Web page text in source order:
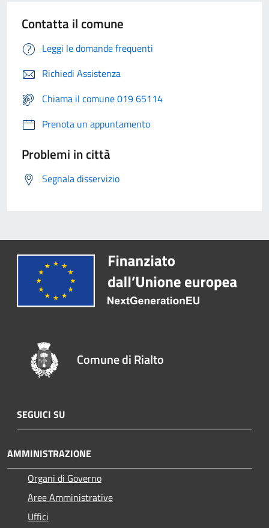
Contatta il comune
Leggi le domande frequenti
Richiedi Assistenza
Chiama il comune 019 65114
Prenota un appuntamento
Problemi in città
Segnala disservizio
Comune di Rialto
SEGUICI SU
AMMINISTRAZIONE
Organi di Governo
Aree Amministrative
Uffici